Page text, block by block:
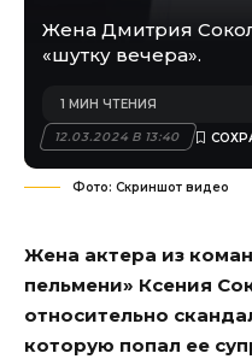
Жена Дмитрия
«шутку вечера».
12.03.2024 В 13:40
1 МИН ЧТЕНИЯ
Фото: Скриншот видео
Жена актера из
пельмени» Ксения
относительно
которую попал ее